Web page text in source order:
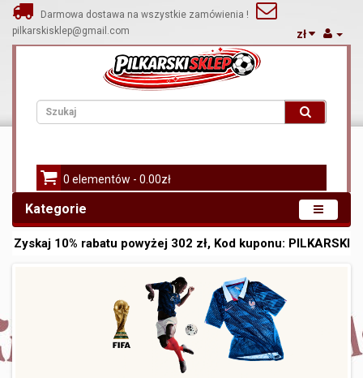
Darmowa dostawa na wszystkie zamówienia !
pilkarskisklep@gmail.com
zł
0 elementów - 0.00zł
Kategorie
Zyskaj 10% rabatu powyżej 302 zł, Kod kuponu: PILKARSKI